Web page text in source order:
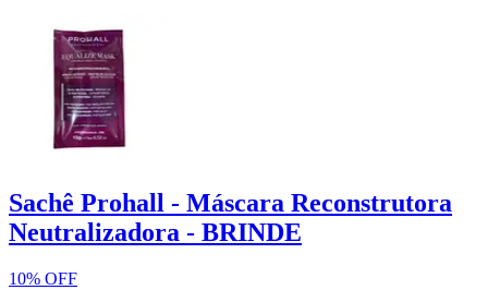
Sachê Prohall - Máscara Reconstrutora
Neutralizadora - BRINDE
10% OFF